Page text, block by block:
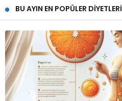
BU AYIN EN POPÜLER DIYETLERI